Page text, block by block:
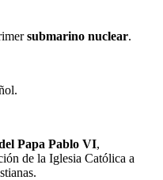
submarino nuclear.
Papa Pablo VI,
de la Iglesia Católica a